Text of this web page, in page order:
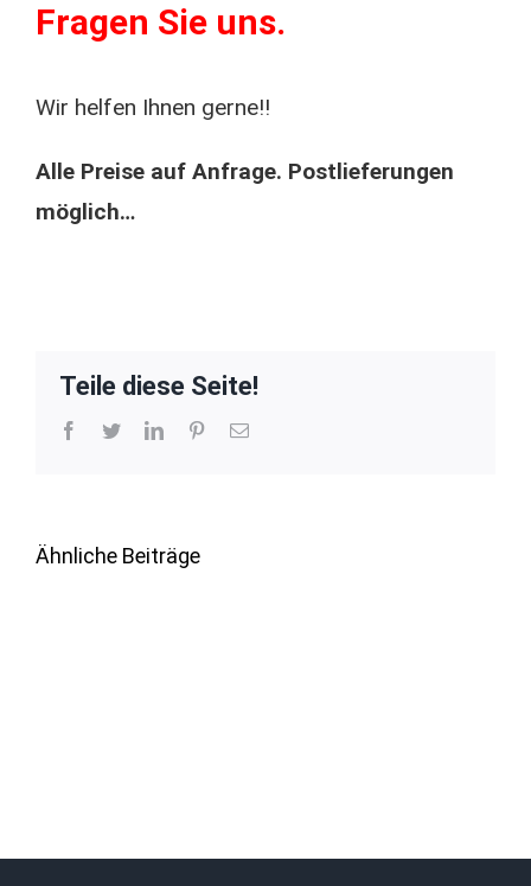
Fragen Sie uns.
Wir helfen Ihnen gerne!!
Alle Preise auf Anfrage. Postlieferungen
möglich…
Teile diese Seite!
Facebook
TwitterLinkedInPinterest
E-
Ähnliche Beiträge